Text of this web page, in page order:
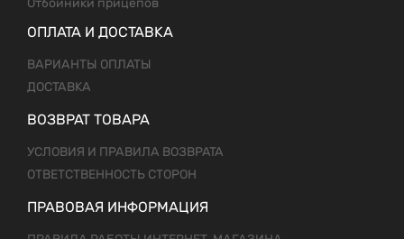
ОПЛАТА И ДОСТАВКА
ВАРИАНТЫ ОПЛАТЫ
ДОСТАВКА
ВОЗВРАТ ТОВАРА
УСЛОВИЯ И ПРАВИЛА ВОЗВРАТА
ОТВЕТСТВЕННОСТЬ СТОРОН
ПРАВОВАЯ ИНФОРМАЦИЯ